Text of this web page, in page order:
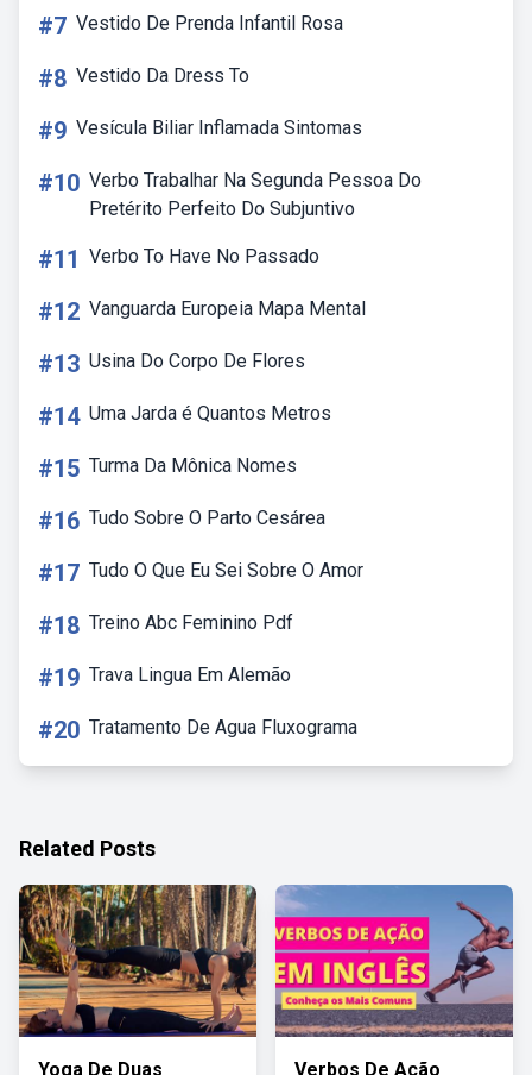
#7 Vestido De Prenda Infantil Rosa
#8 Vestido Da Dress To
#9 Vesícula Biliar Inflamada Sintomas
#10 Verbo Trabalhar Na Segunda Pessoa Do
Pretérito Perfeito Do Subjuntivo
#11 Verbo To Have No Passado
#12 Vanguarda Europeia Mapa Mental
#13 Usina Do Corpo De Flores
#14 Uma Jarda é Quantos Metros
#15 Turma Da Mônica Nomes
#16 Tudo Sobre O Parto Cesárea
#17 Tudo O Que Eu Sei Sobre O Amor
#18 Treino Abc Feminino Pdf
#19 Trava Lingua Em Alemão
#20 Tratamento De Agua Fluxograma
Related Posts
Yoga De Duas Verbos De Ação